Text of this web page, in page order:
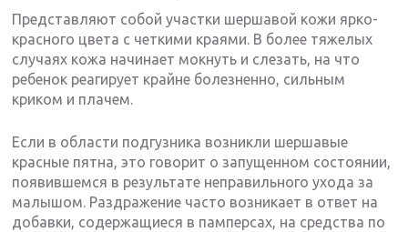
Представляют собой участки шершавой кожи ярко-
красного цвета с четкими краями. В более тяжелых
случаях кожа начинает мокнуть и слезать, на что
ребенок реагирует крайне болезненно, сильным
криком и плачем.
Если в области подгузника возникли шершавые
красные пятна, это говорит о запущенном состоянии,
появившемся в результате неправильного ухода за
малышом. Раздражение часто возникает в ответ на
добавки, содержащиеся в памперсах, на средства по